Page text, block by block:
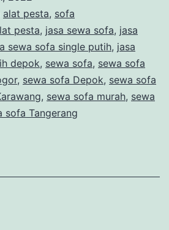
alat pesta, sofa
pesta, jasa sewa sofa, jasa
sewa sofa single putih, jasa
depok, sewa sofa, sewa sofa
, sewa sofa Depok, sewa sofa
, sewa sofa murah, sewa
sofa Tangerang